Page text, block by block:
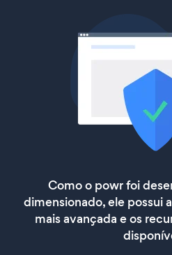
Como o powr foi
dimensionado, ele possui
mais avançada e os